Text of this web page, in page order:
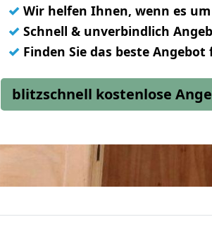
✓ Wir helfen Ihnen, wenn es
✓ Schnell & unverbindlich
✓ Finden Sie das beste
blitzschnell kostenlose